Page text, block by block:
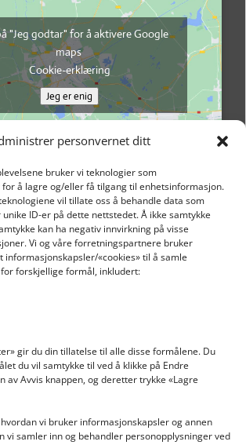
personvernet ditt
bruker vi teknologier som
å lagre og/eller få tilgang til enhetsinformasjon.
vil tillate oss å behandle data som
ID-er på dette nettstedet. Å ikke samtykke
kan ha negativ innvirkning på visse
Vi og våre forretningspartnere bruker
informasjonskapsler/«cookies» til å samle
forskjellige formål, inkludert:
gir du din tillatelse til alle disse formålene. Du
du vil samtykke til ved å klikke på Endre
av Avvis knappen, og deretter trykke «Lagre
vi bruker informasjonskapsler og annen
vi samler inn og behandler personopplysninger ved
"Jeg godtar" for å aktivere Google
maps
Cookie-erklæring
Jeg er enig
INFORMASJON